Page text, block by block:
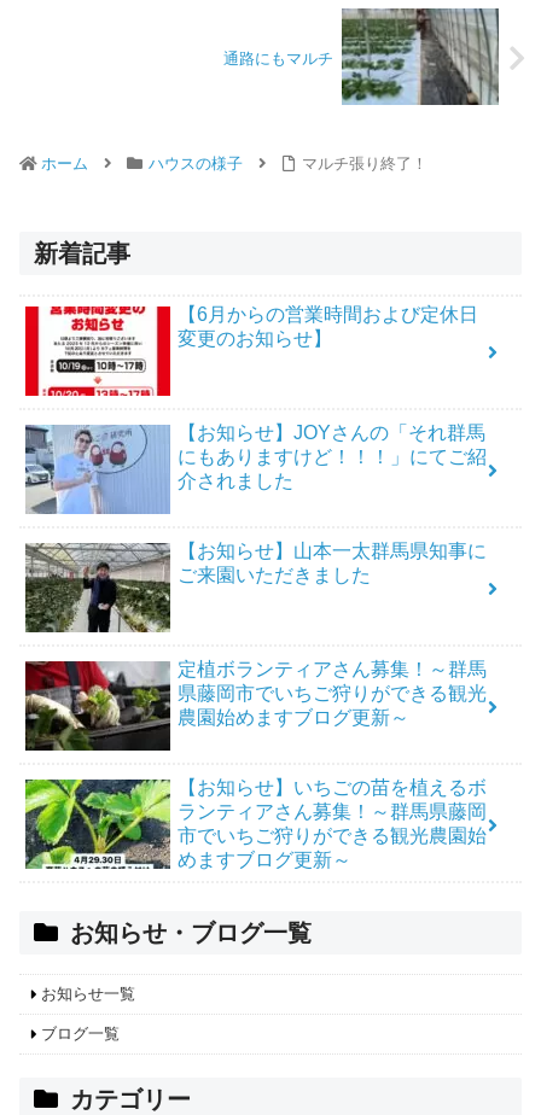
通路にもマルチ
ホーム ハウスの様子 マルチ張り終了！
新着記事
【6月からの営業時間および定休日
変更のお知らせ】
【お知らせ】JOYさんの「それ群馬
にもありますけど！！！」にてご紹
介されました
【お知らせ】山本一太群馬県知事に
ご来園いただきました
定植ボランティアさん募集！～群馬
県藤岡市でいちご狩りができる観光
農園始めますブログ更新～
【お知らせ】いちごの苗を植えるボ
ランティアさん募集！～群馬県藤岡
市でいちご狩りができる観光農園始
めますブログ更新～
お知らせ・ブログ一覧
お知らせ一覧
ブログ一覧
カテゴリー